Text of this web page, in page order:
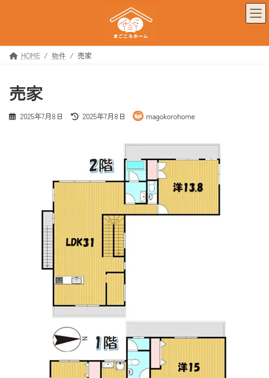
HOME 物件 売家
売家
2025年7月8日
最
:
2025年7月8日 magokorohome